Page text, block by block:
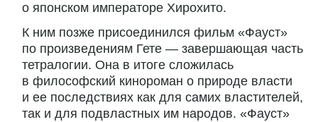
о японском императоре Хирохито.
К ним позже присоединился фильм «Фауст»
по произведениям Гете — завершающая часть
тетралогии. Она в итоге сложилась
в философский кинороман о природе власти
и ее последствиях как для самих властителей,
так и для подвластных им народов. «Фауст»